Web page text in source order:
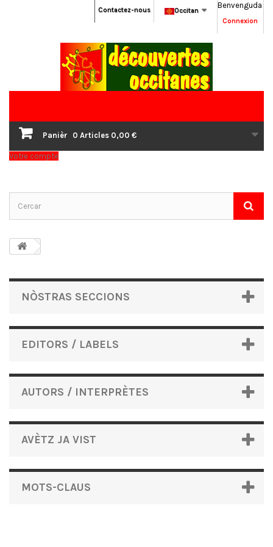
Benvenguda
Connexion
Occitan
Contactez-nous
Panièr 0 Articles 0,00 €
Votre compte
NÒSTRAS SECCIONS
EDITORS / LABELS
AUTORS / INTERPRÈTES
AVÈTZ JA VIST
MOTS-CLAUS